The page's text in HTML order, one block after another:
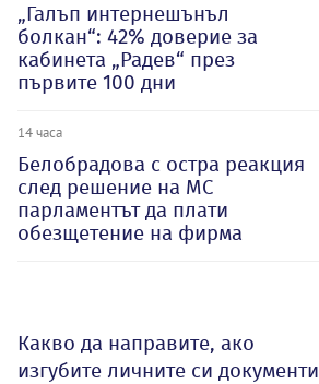
„Галъп интернешънъл
болкан“: 42% доверие за
кабинета „Радев“ през
първите 100 дни
14 часа
Белобрадова с остра реакция
след решение на МС
парламентът да плати
обезщетение на фирма
Какво да направите, ако
изгубите личните си документи